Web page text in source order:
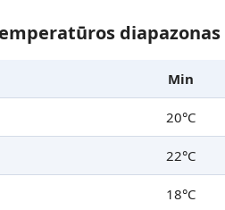
Min
20°C
22°C
18°C